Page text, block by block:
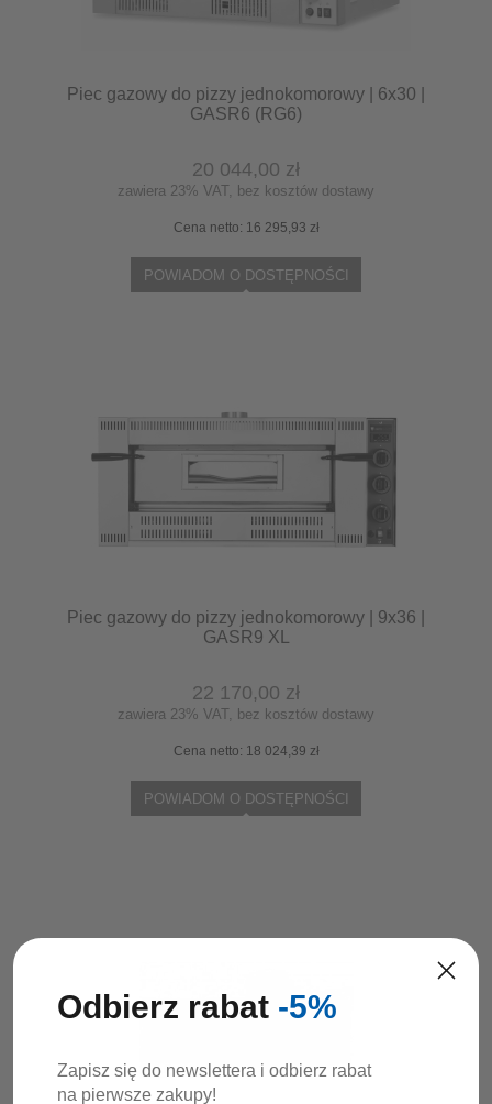
Piec gazowy do pizzy jednokomorowy | 6x30 |
GASR6 (RG6)
20 044,00 zł
zawiera 23% VAT, bez kosztów dostawy
Cena netto: 16 295,93 zł
POWIADOM O DOSTĘPNOŚCI
Piec gazowy do pizzy jednokomorowy | 9x36 |
GASR9 XL
22 170,00 zł
zawiera 23% VAT, bez kosztów dostawy
Cena netto: 18 024,39 zł
POWIADOM O DOSTĘPNOŚCI
Odbierz rabat -5%
Zapisz się do newslettera i odbierz rabat
na pierwsze zakupy!